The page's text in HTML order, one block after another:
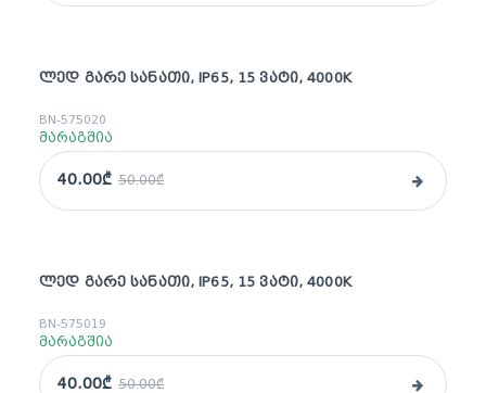
sale
ᲚᲔᲓ ᲒᲐᲠᲔ ᲡᲐᲜᲐᲗᲘ, IP65, 15 ᲕᲐᲢᲘ, 4000K
BN-575020
მარაგშია
40.00₾ 50.00₾
sale
ᲚᲔᲓ ᲒᲐᲠᲔ ᲡᲐᲜᲐᲗᲘ, IP65, 15 ᲕᲐᲢᲘ, 4000K
BN-575019
მარაგშია
40.00₾ 50.00₾